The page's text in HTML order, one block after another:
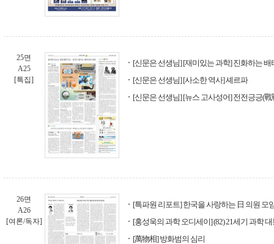
25면
A25
[특집]
[신문은 선생님] [재미있는 과학] 진화하는 배
[신문은 선생님] [사소한 역사] 셰르파
[신문은 선생님] [뉴스 고사성어] 전전긍긍(戰
26면
A26
[여론/독자]
[특파원 리포트] 한국을 사랑하는 日 의원 모
[홍성욱의 과학 오디세이] (82) 21세기 과학
[萬物相] 방화범의 심리